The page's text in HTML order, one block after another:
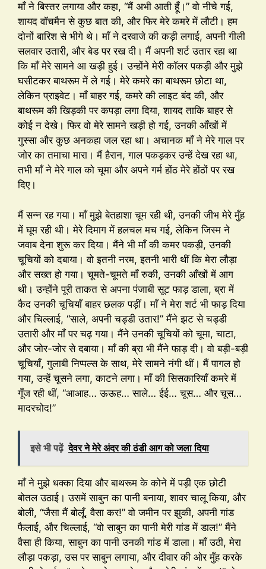
माँ ने बिस्तर लगाया और कहा, “मैं अभी आती हूँ।” वो नीचे गई,
शायद वॉचमैन से कुछ बात की, और फिर मेरे कमरे में लौटी। हम
दोनों बारिश से भीगे थे। माँ ने दरवाजे की कड़ी लगाई, अपनी गीली
सलवार उतारी, और बेड पर रख दी। मैं अपनी शर्ट उतार रहा था
कि माँ मेरे सामने आ खड़ी हुई। उन्होंने मेरी कॉलर पकड़ी और मुझे
घसीटकर बाथरूम में ले गई। मेरे कमरे का बाथरूम छोटा था,
लेकिन प्राइवेट। माँ बाहर गई, कमरे की लाइट बंद की, और
बाथरूम की खिड़की पर कपड़ा लगा दिया, शायद ताकि बाहर से
कोई न देखे। फिर वो मेरे सामने खड़ी हो गई, उनकी आँखों में
गुस्सा और कुछ अनकहा जल रहा था। अचानक माँ ने मेरे गाल पर
जोर का तमाचा मारा। मैं हैरान, गाल पकड़कर उन्हें देख रहा था,
तभी माँ ने मेरे गाल को चूमा और अपने गर्म होंठ मेरे होंठों पर रख
दिए।
मैं सन्न रह गया। माँ मुझे बेतहाशा चूम रही थी, उनकी जीभ मेरे मुँह
में घूम रही थी। मेरे दिमाग में हलचल मच गई, लेकिन जिस्म ने
जवाब देना शुरू कर दिया। मैंने भी माँ की कमर पकड़ी, उनकी
चूचियों को दबाया। वो इतनी नरम, इतनी भारी थीं कि मेरा लौड़ा
और सख्त हो गया। चूमते-चूमते माँ रुकी, उनकी आँखों में आग
थी। उन्होंने पूरी ताकत से अपना पंजाबी सूट फाड़ डाला, ब्रा में
कैद उनकी चूचियाँ बाहर छलक पड़ीं। माँ ने मेरा शर्ट भी फाड़ दिया
और चिल्लाई, “साले, अपनी चड्डी उतार!” मैंने झट से चड्डी
उतारी और माँ पर चढ़ गया। मैंने उनकी चूचियों को चूमा, चाटा,
और जोर-जोर से दबाया। माँ की ब्रा भी मैंने फाड़ दी। वो बड़ी-बड़ी
चूचियाँ, गुलाबी निप्पल्स के साथ, मेरे सामने नंगी थीं। मैं पागल हो
गया, उन्हें चूसने लगा, काटने लगा। माँ की सिसकारियाँ कमरे में
गूँज रही थीं, “आआह… ऊऊह… साले… ईई… चूस… और चूस…
मादरचोद!”
इसे भी पढ़ें देवर ने मेरे अंदर की ठंडी आग को जला दिया
माँ ने मुझे धक्का दिया और बाथरूम के कोने में पड़ी एक छोटी
बोतल उठाई। उसमें साबुन का पानी बनाया, शावर चालू किया, और
बोली, “जैसा मैं बोलूँ, वैसा कर!” वो जमीन पर झुकी, अपनी गांड
फैलाई, और चिल्लाई, “वो साबुन का पानी मेरी गांड में डाल!” मैंने
वैसा ही किया, साबुन का पानी उनकी गांड में डाला। माँ उठी, मेरा
लौड़ा पकड़ा, उस पर साबुन लगाया, और दीवार की ओर मुँह करके